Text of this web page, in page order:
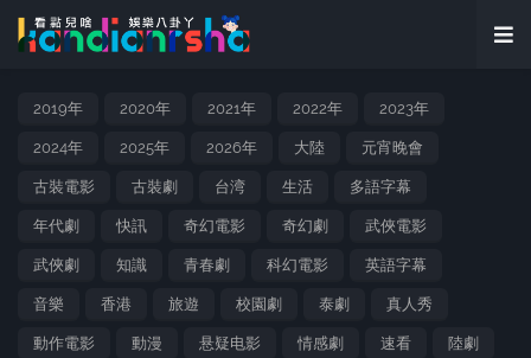
2019年 2020年 2021年 2022年 2023年
2024年 2025年 2026年 大陸 元宵晚會
古裝電影 古裝劇 台湾 生活 多語字幕
年代劇 快訊 奇幻電影 奇幻劇 武俠電影
武俠劇 知識 青春劇 科幻電影 英語字幕
音樂 香港 旅遊 校園劇 泰劇 真人秀
動作電影 動漫 悬疑电影 情感劇 速看 陸劇